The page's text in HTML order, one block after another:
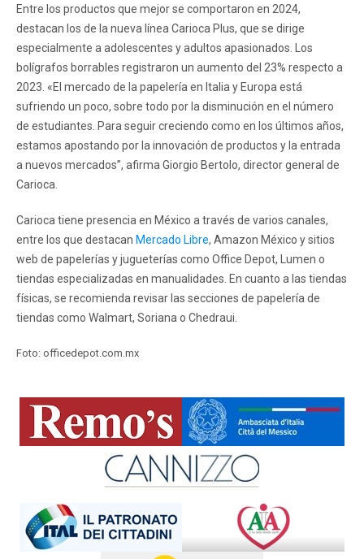
Entre los productos que mejor se comportaron en 2024,
destacan los de la nueva línea Carioca Plus, que se dirige
especialmente a adolescentes y adultos apasionados. Los
bolígrafos borrables registraron un aumento del 23% respecto a
2023. «El mercado de la papelería en Italia y Europa está
sufriendo un poco, sobre todo por la disminución en el número
de estudiantes. Para seguir creciendo como en los últimos años,
estamos apostando por la innovación de productos y la entrada
a nuevos mercados”, afirma Giorgio Bertolo, director general de
Carioca.
Carioca tiene presencia en México a través de varios canales,
entre los que destacan Mercado Libre, Amazon México y sitios
web de papelerías y jugueterías como Office Depot, Lumen o
tiendas especializadas en manualidades. En cuanto a las tiendas
físicas, se recomienda revisar las secciones de papelería de
tiendas como Walmart, Soriana o Chedraui.
Foto: officedepot.com.mx